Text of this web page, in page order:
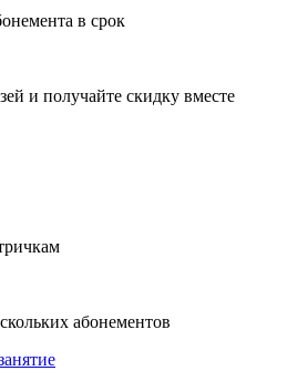
в срок
и получайте скидку вместе
абонементов